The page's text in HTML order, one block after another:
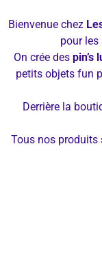
Bienvenue chez
pour les
On crée des pin’s
petits objets fun
Derrière la
Tous nos produits